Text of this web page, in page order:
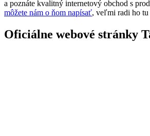
a poznáte kvalitný internetový obchod s
môžete nám o ňom napísať, veľmi radi ho tu
Oficiálne webové stránky